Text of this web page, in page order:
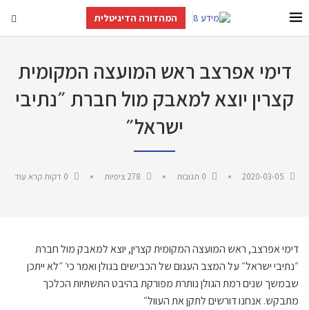
המהדורה הדיגיטלית
דימי אפרצב ראש המועצה המקומית
קצרין יוצא למאבק מול חברת ״נתיבי
ישראל״
2020-03-05
278 ציפיות
דימיאפרצב, ראש המועצההמקומיתקצרין, יוצאלמאבקמולחברת
״נתיבי ישראל״ עלהמצב העגוםשלהכבישיםבגולן ואמר כי׳ ״לאייתכן
שבמשך שניםרמת הגולןנותרתמפורקתבהיבטהתשתיותהכלכך
מתבקש.אנחנודורשיםלתקןאתהעוול״